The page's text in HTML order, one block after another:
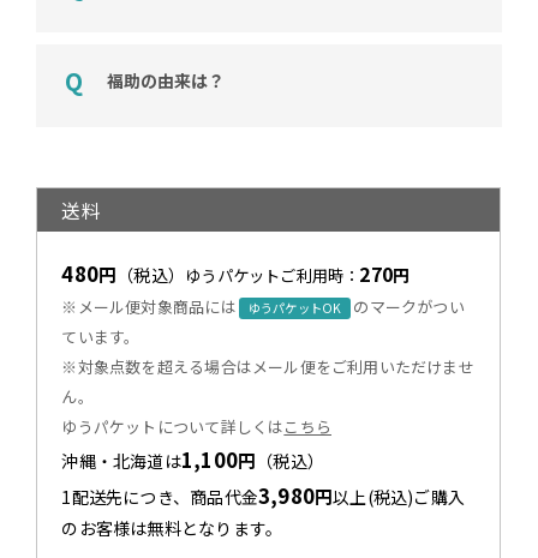
福助の由来は？
送料
480円 （税込） ゆうパケットご利用時： 270円
※メール便対象商品には ゆうパケットOK
のマークがつい
ています。
※対象点数を超える場合はメール便をご利用いただけませ
ん。
ゆうパケットについて詳しくはこちら
沖縄・北海道は1,100円 （税込）
1配送先につき、商品代金3,980円以上(税込)ご購入
のお客様は無料となります。